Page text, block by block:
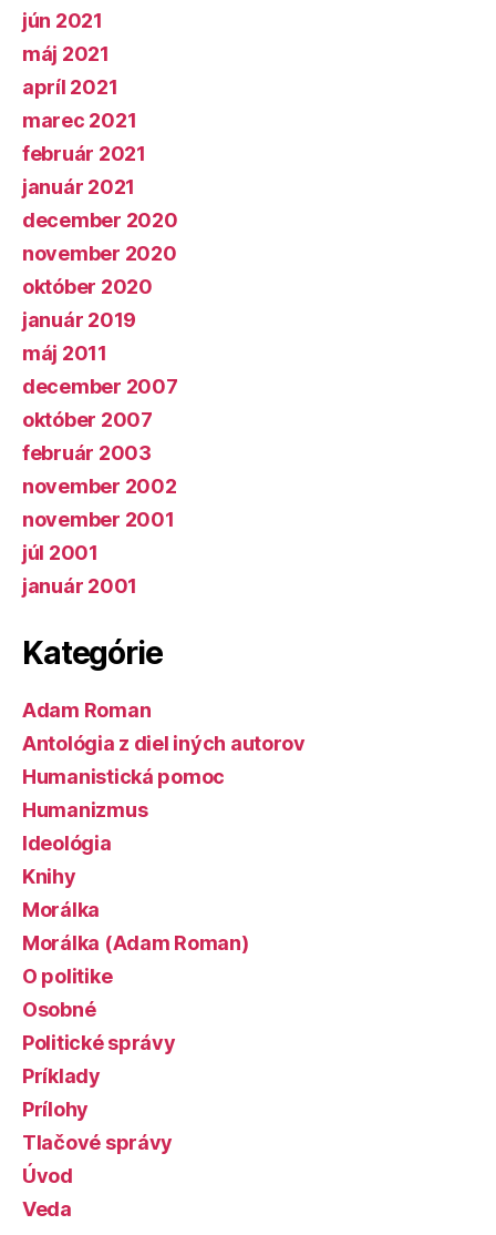
jún 2021
máj 2021
apríl 2021
marec 2021
február 2021
január 2021
december 2020
november 2020
október 2020
január 2019
máj 2011
december 2007
október 2007
február 2003
november 2002
november 2001
júl 2001
január 2001
Kategórie
Adam Roman
Antológia z diel iných autorov
Humanistická pomoc
Humanizmus
Ideológia
Knihy
Morálka
Morálka (Adam Roman)
O politike
Osobné
Politické správy
Príklady
Prílohy
Tlačové správy
Úvod
Veda